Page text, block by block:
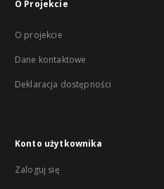
O Projekcie
O projekcie
Dane kontaktowe
Deklaracja dostępności
Konto użytkownika
Zaloguj się